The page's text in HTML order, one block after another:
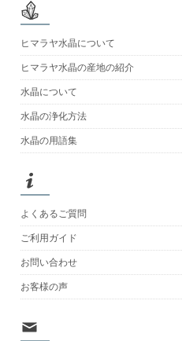
ヒマラヤ水晶について
ヒマラヤ水晶の産地の紹介
水晶について
水晶の浄化方法
水晶の用語集
よくあるご質問
ご利用ガイド
お問い合わせ
お客様の声